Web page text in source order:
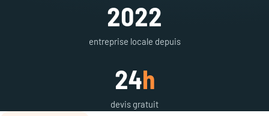
2022
entreprise locale depuis
24h
devis gratuit